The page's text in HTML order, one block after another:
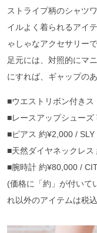
ストライプ柄のシャツ
イルよく着られるアイ
ゃしゃなアクセサリー
足元には、対照的にマ
にすれば、ギャップの
■ウエストリボン付き
■レースアップシュー
■ピアス 約¥2,000 / SLY
■天然ダイヤネックレ
■腕時計 約¥80,000 /
(価格に「約」が付いて
れ以外のアイテムは税